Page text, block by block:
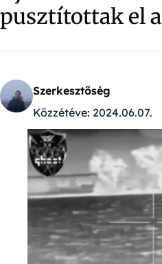
pusztítottak el
Szerkesztőség
Közzétéve: 2024.06.07.